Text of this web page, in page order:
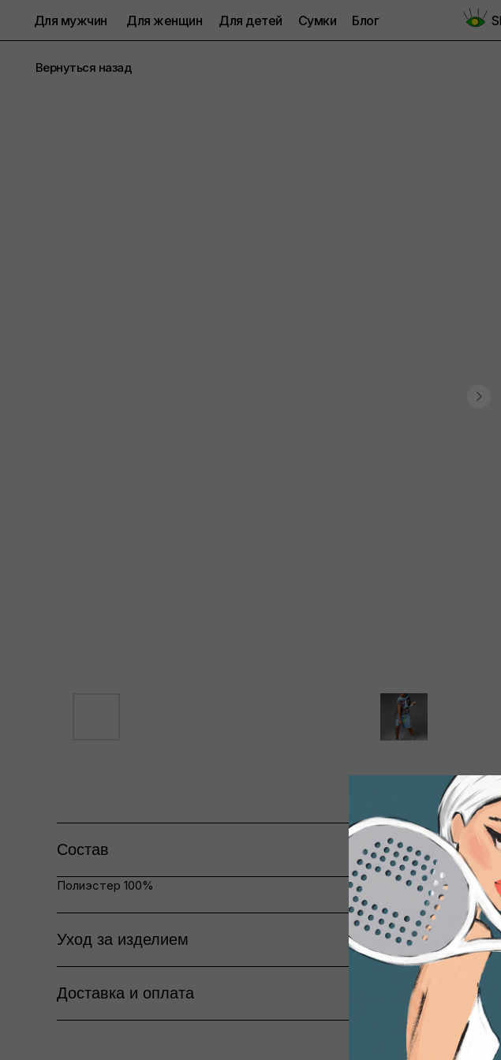
Сумки Блог
Для детей
Для женщин
Для мужчин
Вернуться назад
Состав
Полиэстер 100%
Уход за изделием
Доставка и оплата